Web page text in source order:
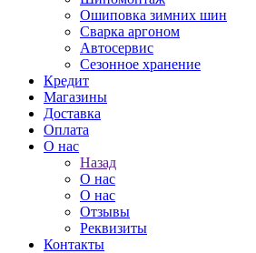
Ошиповка зимних шин
Сварка аргоном
Автосервис
Сезонное хранение
Кредит
Магазины
Доставка
Оплата
О нас
Назад
О нас
О нас
Отзывы
Реквизиты
Контакты